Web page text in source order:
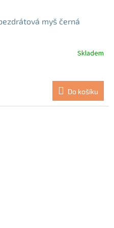
myš černá
Skladem
Do košíku